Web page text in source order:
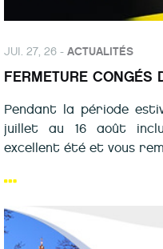
JUI. 27, 26 - ACTUALITÉS
FERMETURE CONGÉS
Pendant la période
juillet au 16 août
excellent été et vous